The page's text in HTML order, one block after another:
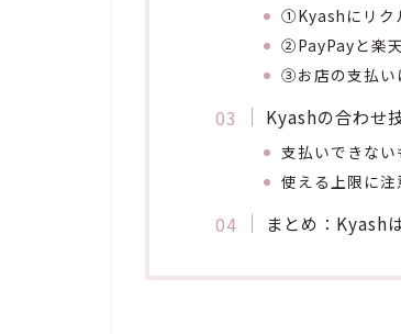
①Kyashにリク
②PayPayと楽
③お店の支払い
Kyashの合わせ
支払いできない
使える上限に注
まとめ：Kyash